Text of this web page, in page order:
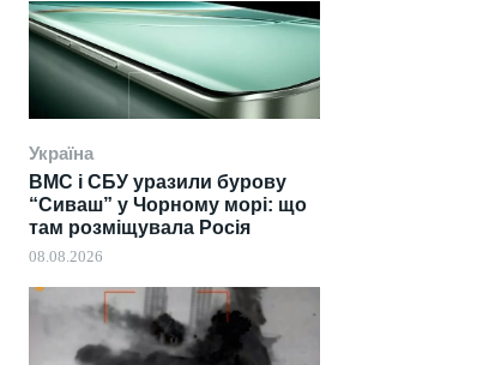
Україна
ВМС і СБУ уразили бурову
“Сиваш” у Чорному морі: що
там розміщувала Росія
08.08.2026